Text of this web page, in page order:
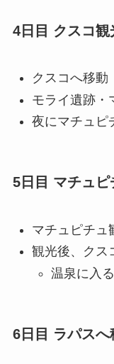
4日目 クスコ観
クスコへ移動
モライ遺跡・
夜にマチュピ
5日目 マチュピ
マチュピチュ
観光後、クス
温泉に入
6日目 ラパスへ